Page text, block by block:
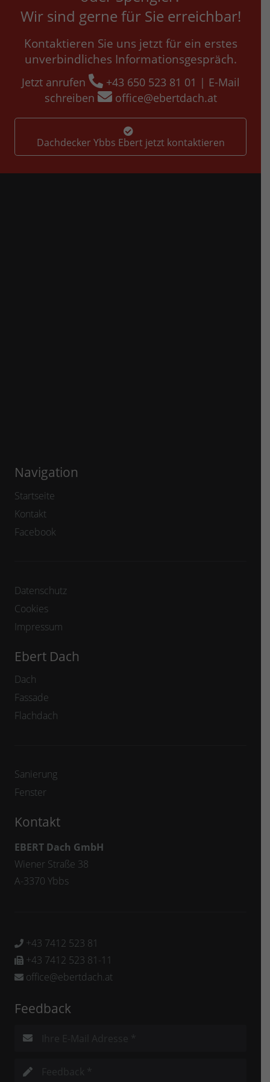
Wir sind gerne für Sie erreichbar!
Kontaktieren Sie uns jetzt für ein erstes
unverbindliches Informationsgespräch.
Jetzt anrufen  +43 650 523 81 01 | E-Mail
schreiben  office@ebertdach.at
Dachdecker Ybbs Ebert jetzt kontaktieren
Navigation
Startseite
Kontakt
Facebook
Datenschutz
Cookies
Impressum
Ebert Dach
Dach
Fassade
Flachdach
Sanierung
Fenster
Kontakt
EBERT Dach GmbH
Wiener Straße 38
A-3370 Ybbs
 +43 7412 523 81
 +43 7412 523 81-11
 office@ebertdach.at
Feedback